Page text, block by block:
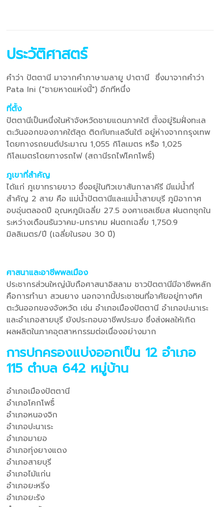
ประวัติศาสตร์
คำว่า ปัตตานี มาจากคำภาษามลายู ปาตานี ซึ่งมาจากคำว่า
Pata Ini ("ชายหาดแห่งนี้") อีกทีหนึ่ง
ที่ตั้ง
ปัตตานีเป็นหนึ่งในห้าจังหวัดชายแดนภาคใต้ ตั้งอยู่ริมฝั่งทะเล
ตะวันออกของภาคใต้สุด ติดกับทะเลจีนใต้ อยู่ห่างจากกรุงเทพ
โดยทางรถยนต์ประมาณ 1,055 กิโลเมตร หรือ 1,025
กิโลเมตรโดยทางรถไฟ (สถานีรถไฟโคกโพธิ์)
ภูเขาที่สำคัญ
ได้แก่ ภูเขาทรายขาว ซึ่งอยู่ในทิวเขาสันกาลาคีรี มีแม่น้ำที่
สำคัญ 2 สาย คือ แม่น้ำปัตตานีและแม่น้ำสายบุรี ภูมิอากาศ
อบอุ่นตลอดปี อุณหภูมิเฉลี่ย 27.5 องศาเซลเซียส ฝนตกชุกใน
ระหว่างเดือนธันวาคม-มกราคม ฝนตกเฉลี่ย 1,750.9
มิลลิเมตร/ปี (เฉลี่ยในรอบ 30 ปี)
ศาสนาและอาชีพพลเมือง
ประชากรส่วนใหญ่นับถือศาสนาอิสลาม ชาวปัตตานีมีอาชีพหลัก
คือการทำนา สวนยาง นอกจากนี้ประชาชนที่อาศัยอยู่ทางทิศ
ตะวันออกของจังหวัด เช่น อำเภอเมืองปัตตานี อำเภอปะนาเระ
และอำเภอสายบุรี ยังประกอบอาชีพประมง ซึ่งส่งผลให้เกิด
ผลผลิตในภาคอุตสาหกรรมต่อเนื่องอย่างมาก
การปกครองแบ่งออกเป็น 12 อำเภอ
115 ตำบล 642 หมู่บ้าน
อำเภอเมืองปัตตานี
อำเภอโคกโพธิ์
อำเภอหนองจิก
อำเภอปะนาเระ
อำเภอมายอ
อำเภอทุ่งยางแดง
อำเภอสายบุรี
อำเภอไม้แก่น
อำเภอยะหริ่ง
อำเภอยะรัง